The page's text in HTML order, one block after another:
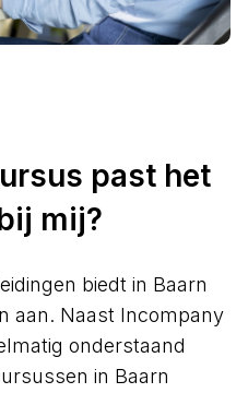
past het
mij?
biedt in Baarn
aan. Naast Incompany
onderstaand
in Baarn